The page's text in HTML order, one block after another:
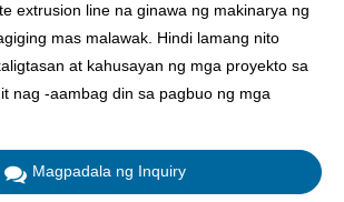
extrusion line na ginawa ng makinarya ng
mas malawak. Hindi lamang nito
at kahusayan ng mga proyekto sa
nag -aambag din sa pagbuo ng mga
Magpadala ng Inquiry